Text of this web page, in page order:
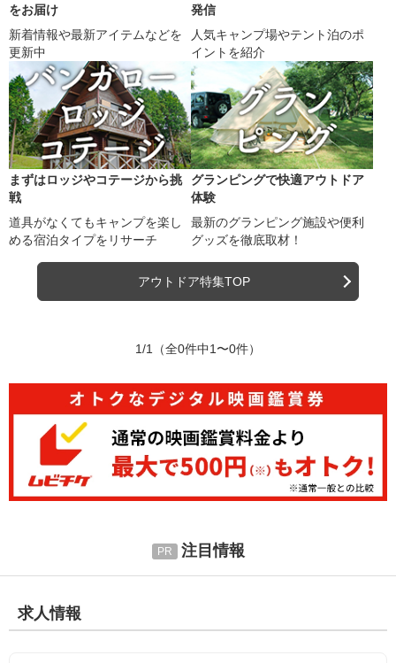
をお届け
新着情報や最新アイテムなどを
更新中
発信
人気キャンプ場やテント泊のポ
イントを紹介
まずはロッジやコテージから挑
戦
道具がなくてもキャンプを楽し
める宿泊タイプをリサーチ
グランピングで快適アウトドア
体験
最新のグランピング施設や便利
グッズを徹底取材！
アウトドア特集TOP
1/1 （全0件中1〜0件）
注目情報
求人情報